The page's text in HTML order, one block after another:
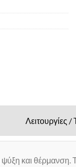
Λειτουργίες /
και θέρμανση.